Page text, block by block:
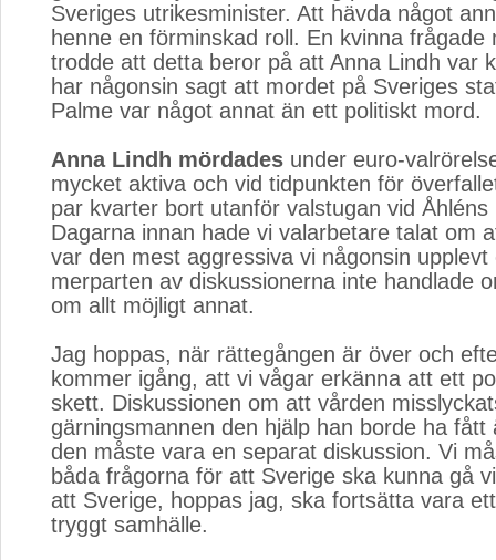
Sveriges utrikesminister. Att hävda något
henne en förminskad roll. En kvinna frågade
trodde att detta beror på att Anna Lindh var
har någonsin sagt att mordet på Sveriges
Palme var något annat än ett politiskt mord.
Anna Lindh mördades under euro-
mycket aktiva och vid tidpunkten för
par kvarter bort utanför valstugan vid Åhléns
Dagarna innan hade vi valarbetare talat om
var den mest aggressiva vi någonsin upplevt
merparten av diskussionerna inte handlade
om allt möjligt annat.
Jag hoppas, när rättegången är över och
kommer igång, att vi vågar erkänna att ett
skett. Diskussionen om att vården
gärningsmannen den hjälp han borde ha fått
den måste vara en separat diskussion. Vi
båda frågorna för att Sverige ska kunna gå
att Sverige, hoppas jag, ska fortsätta vara
tryggt samhälle.